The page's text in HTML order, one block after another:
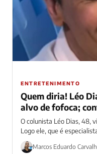
ENTRETENIMENTO
Quem diria! Léo
alvo de fofoca;
O colunista Léo Dias, 48,
Logo ele, que é
Marcos Eduardo